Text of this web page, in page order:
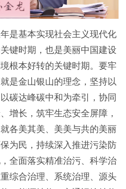
基本实现社会主义现代化
键时期，也是美丽中国建设
根本好转的关键时期。要牢
是金山银山的理念，坚持以
碳达峰碳中和为牵引，协同
增长，筑牢生态安全屏障，
各美其美、美美与共的美丽
为民，持续深入推进污染防
全面落实精准治污、科学治
综合治理、系统治理、源头